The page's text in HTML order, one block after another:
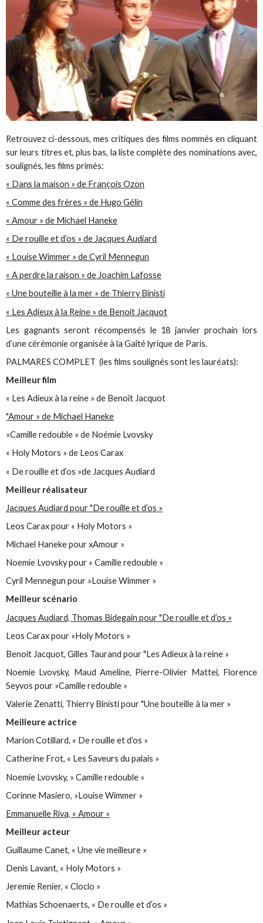
Retrouvez ci-dessous, mes critiques des films nommés en cliquant
sur leurs titres et, plus bas, la liste complète des nominations avec,
soulignés, les films primés:
« Dans la maison » de François Ozon
« Comme des frères » de Hugo Gélin
« Amour » de Michael Haneke
« De rouille et d’os » de Jacques Audiard
« Louise Wimmer » de Cyril Mennegun
« A perdre la raison » de Joachim Lafosse
« Une bouteille à la mer » de Thierry Binisti
« Les Adieux à la Reine » de Benoit Jacquot
Les gagnants seront récompensés le 18 janvier prochain lors
d’une cérémonie organisée à la Gaîté lyrique de Paris.
PALMARES COMPLET (les films soulignés sont les lauréats):
Meilleur film
« Les Adieux à la reine » de Benoît Jacquot
"Amour » de Michael Haneke
»Camille redouble » de Noémie Lvovsky
« Holy Motors » de Leos Carax
« De rouille et d’os »de Jacques Audiard
Meilleur réalisateur
Jacques Audiard pour "De rouille et d’os »
Leos Carax pour « Holy Motors »
Michael Haneke pour xAmour »
Noemie Lvovsky pour « Camille redouble »
Cyril Mennegun pour »Louise Wimmer »
Meilleur scénario
Jacques Audiard, Thomas Bidegain pour "De rouille et d’os »
Leos Carax pour »Holy Motors »
Benoit Jacquot, Gilles Taurand pour "Les Adieux à la reine »
Noemie Lvovsky, Maud Ameline, Pierre-Olivier Mattei, Florence
Seyvos pour »Camille redouble »
Valerie Zenatti, Thierry Binisti pour "Une bouteille à la mer »
Meilleure actrice
Marion Cotillard, « De rouille et d’os »
Catherine Frot, « Les Saveurs du palais »
Noemie Lvovsky, » Camille redouble »
Corinne Masiero, »Louise Wimmer »
Emmanuelle Riva, « Amour »
Meilleur acteur
Guillaume Canet, « Une vie meilleure »
Denis Lavant, « Holy Motors »
Jeremie Renier, « Cloclo »
Mathias Schoenaerts, « De rouille et d’os »